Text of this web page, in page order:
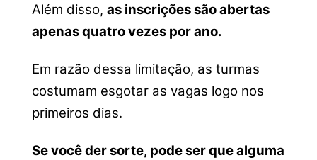
Além disso, as inscrições são abertas
apenas quatro vezes por ano.
Em razão dessa limitação, as turmas
costumam esgotar as vagas logo nos
primeiros dias.
Se você der sorte, pode ser que alguma